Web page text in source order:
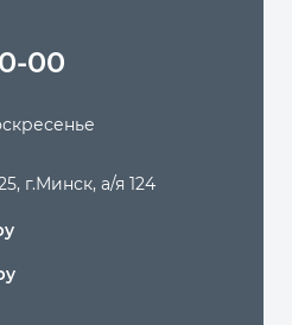
00
г.Минск, а/я 124